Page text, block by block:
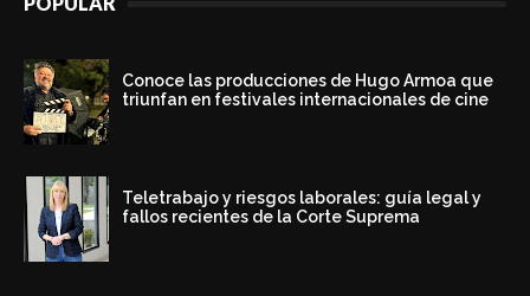
Conoce las producciones de Hugo Armoa que
triunfan en festivales internacionales de cine
Teletrabajo y riesgos laborales: guía legal y
fallos recientes de la Corte Suprema